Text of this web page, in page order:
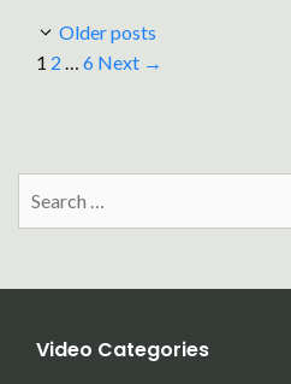
Older posts
Page
1 Page
2 … Page
6 Next →
Video Categories